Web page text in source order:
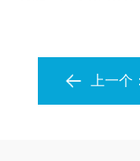
上一个：